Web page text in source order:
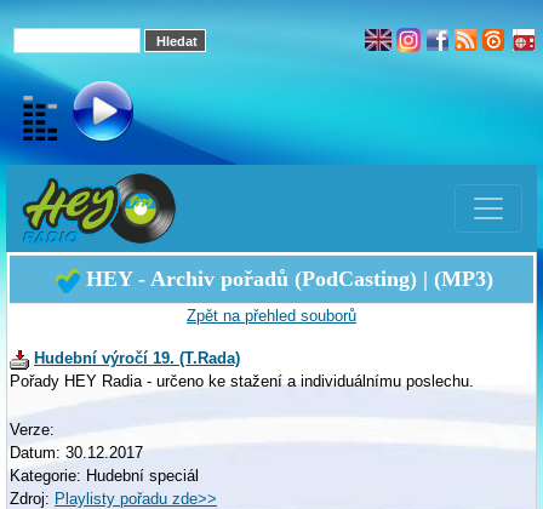
HEY - Archiv pořadů (PodCasting) | (MP3)
Zpět na přehled souborů
Hudební výročí 19. (T.Rada)
Pořady HEY Radia - určeno ke stažení a individuálnímu poslechu.
Verze:
Datum: 30.12.2017
Kategorie: Hudební speciál
Zdroj: Playlisty pořadu zde>>